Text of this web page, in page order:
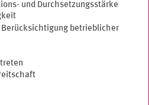
und Durchsetzungsstärke
betrieblicher